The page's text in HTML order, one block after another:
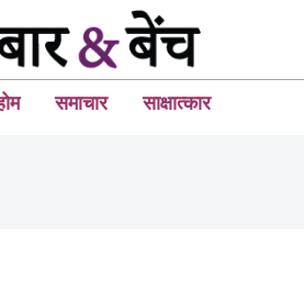
समाचार साक्षात्कार